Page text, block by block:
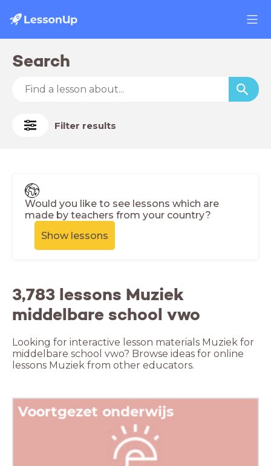
Search
Filter results
Would you like to see lessons which are
made by teachers from your country?
Show lessons
3,783 lessons Muziek
middelbare school vwo
Looking for interactive lesson materials Muziek for
middelbare school vwo? Browse ideas for online
lessons Muziek from other educators.